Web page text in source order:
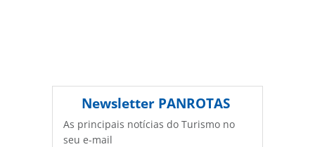
Newsletter PANROTAS
As principais notícias do Turismo no
seu e-mail